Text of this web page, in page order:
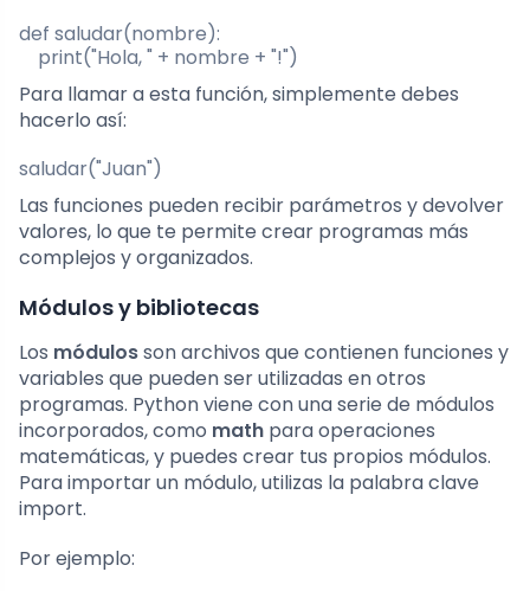
def saludar(nombre):
    print("Hola, " + nombre + "!")
Para llamar a esta función, simplemente debes
hacerlo así:
saludar("Juan")
Las funciones pueden recibir parámetros y devolver
valores, lo que te permite crear programas más
complejos y organizados.
Módulos y bibliotecas
Los módulosson archivos que contienen funciones y
variables que pueden ser utilizadas en otros
programas. Python viene con una serie de módulos
incorporados, como math para operaciones
matemáticas, y puedes crear tus propios módulos.
Para importar un módulo, utilizas la palabra clave
import.
Por ejemplo: